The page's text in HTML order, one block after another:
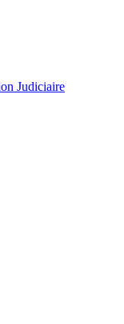
Judiciaire